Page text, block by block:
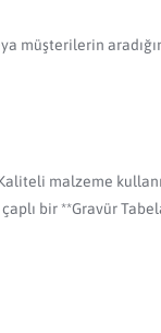
müşterilerin
malzeme
bir **Gravür